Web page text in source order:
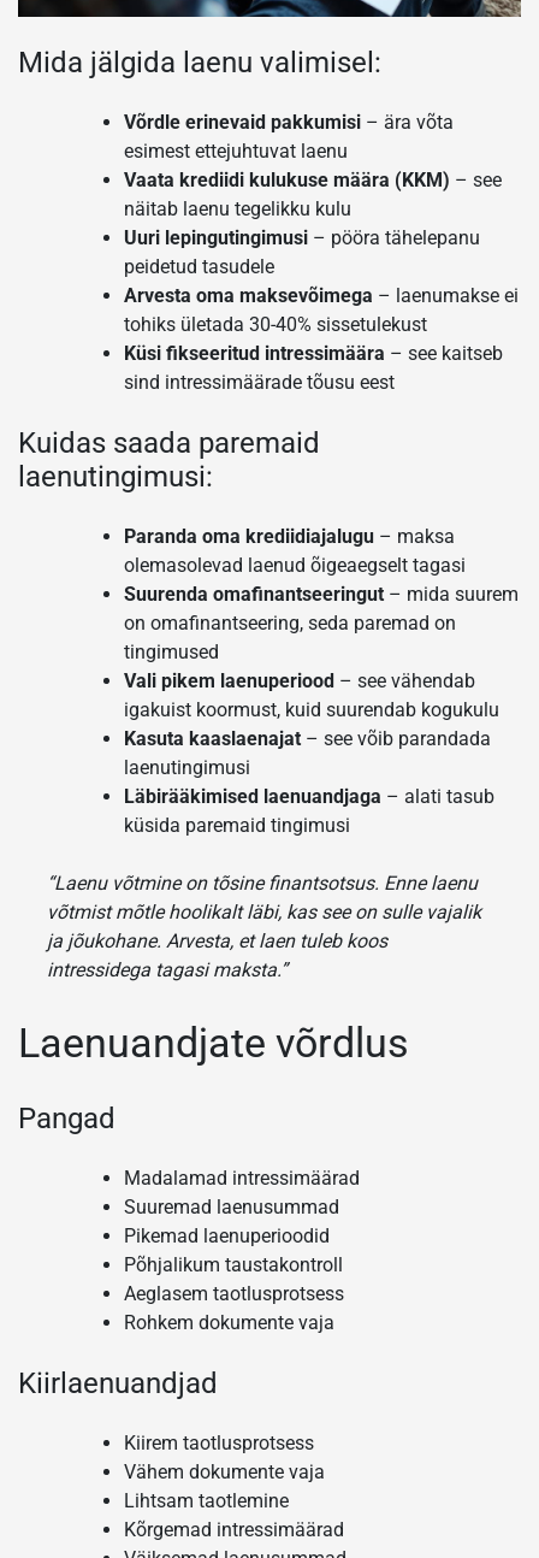
Mida jälgida laenu valimisel:
Võrdle erinevaid pakkumisi – ära võta
esimest ettejuhtuvat laenu
Vaata krediidi kulukuse määra (KKM) – see
näitab laenu tegelikku kulu
Uuri lepingutingimusi – pööra tähelepanu
peidetud tasudele
Arvesta oma maksevõimega – laenumakse ei
tohiks ületada 30-40% sissetulekust
Küsi fikseeritud intressimäära – see kaitseb
sind intressimäärade tõusu eest
Kuidas saada paremaid
laenutingimusi:
Paranda oma krediidiajalugu – maksa
olemasolevad laenud õigeaegselt tagasi
Suurenda omafinantseeringut – mida suurem
on omafinantseering, seda paremad on
tingimused
Vali pikem laenuperiood – see vähendab
igakuist koormust, kuid suurendab kogukulu
Kasuta kaaslaenajat – see võib parandada
laenutingimusi
Läbirääkimised laenuandjaga – alati tasub
küsida paremaid tingimusi
“Laenu võtmine on tõsine finantsotsus. Enne laenu
võtmist mõtle hoolikalt läbi, kas see on sulle vajalik
ja jõukohane. Arvesta, et laen tuleb koos
intressidega tagasi maksta.”
Laenuandjate võrdlus
Pangad
Madalamad intressimäärad
Suuremad laenusummad
Pikemad laenuperioodid
Põhjalikum taustakontroll
Aeglasem taotlusprotsess
Rohkem dokumente vaja
Kiirlaenuandjad
Kiirem taotlusprotsess
Vähem dokumente vaja
Lihtsam taotlemine
Kõrgemad intressimäärad